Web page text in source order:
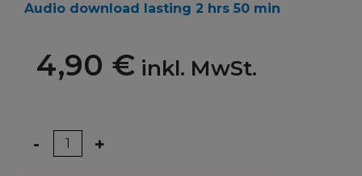
Audio download lasting 2 hrs 50 min
4,90 € inkl. MwSt.
Menge
- +